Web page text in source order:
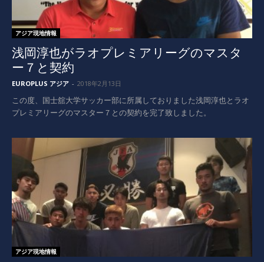
アジア現地情報
浅岡淳也がラオプレミアリーグのマスタ
ー７と契約
EUROPLUS アジア - 2018年2月13日
この度、国士舘大学サッカー部に所属しておりました浅岡淳也とラオ
プレミアリーグのマスター７との契約を完了致しました。
アジア現地情報